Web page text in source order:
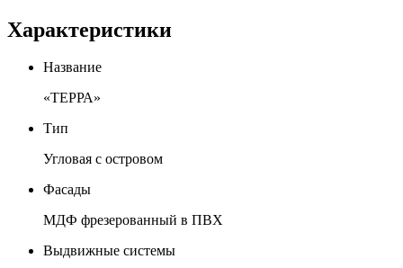
Характеристики
Название
«ТЕРРА»
Тип
Угловая с островом
Фасады
МДФ фрезерованный в ПВХ
Выдвижные системы